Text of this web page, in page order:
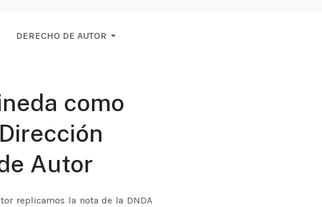
DERECHO DE AUTOR
como
Autor
replicamos la nota de la DNDA